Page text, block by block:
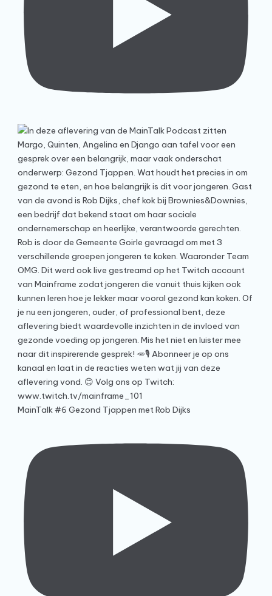
MainTalk #6 Gezond Tjappen met Rob Dijks